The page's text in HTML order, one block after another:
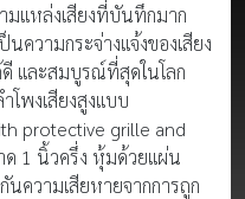
มแหล่งเสียงที่บันทึกมาก
นความกระจ่างแจ้งของเสียง
และสมบูรณ์ที่สุดในโลก
โพงเสียงสูงแบบ
protective grille and
ด 1 นิ้วครึ่ง หุ้มด้วยแผ่น
ความเสียหายจากการถูก